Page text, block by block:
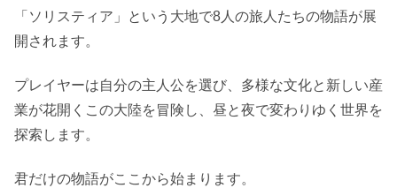
「ソリスティア」という大地で8人の旅人たちの物語が展
開されます。
プレイヤーは自分の主人公を選び、多様な文化と新しい産
業が花開くこの大陸を冒険し、昼と夜で変わりゆく世界を
探索します。
君だけの物語がここから始まります。